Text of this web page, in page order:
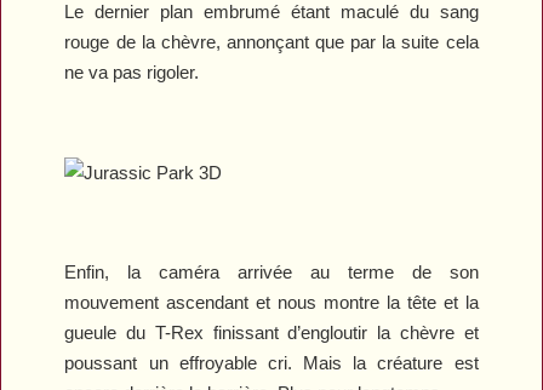
Le dernier plan embrumé étant maculé du sang
rouge de la chèvre, annonçant que par la suite cela
ne va pas rigoler.
Enfin, la caméra arrivée au terme de son
mouvement ascendant et nous montre la tête et la
gueule du T-Rex finissant d’engloutir la chèvre et
poussant un effroyable cri. Mais la créature est